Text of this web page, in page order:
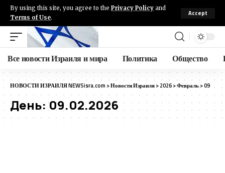
By using this site, you agree to the Privacy Policy and
Terms of Use.
Accept
Все новости Израиля и мира Политика Общество
НОВОСТИ ИЗРАИЛЯ NEWSisra.com >Новости Израиля>2026>Февраль>09
День:09.02.2026